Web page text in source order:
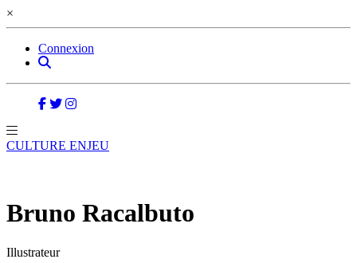
×
Connexion
CULTURE ENJEU
Bruno Racalbuto
Illustrateur